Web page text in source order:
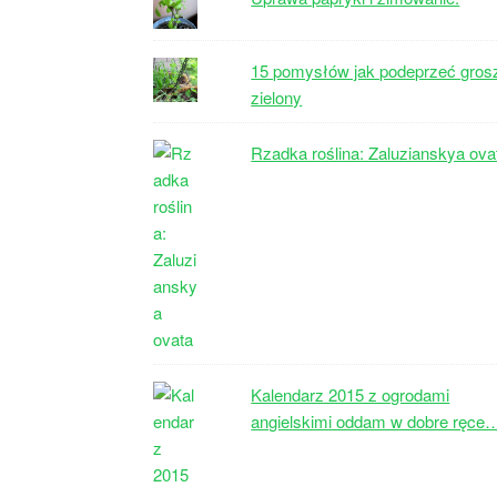
15 pomysłów jak podeprzeć
zielony
Rzadka roślina: Zaluzianskya
Kalendarz 2015 z ogrodami
angielskimi oddam w dobre